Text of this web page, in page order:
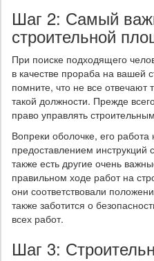
Шаг 2: Самый
строительной
При поиске подходящего
в качестве прораба на вашей
помните, что не все
такой должности. Прежде
право управлять
Вопреки оболочке, его работа
предоставлением инструкций
также есть другие очень
правильном ходе работ на
они соответствовали
также заботится о
всех работ.
Шаг 3: